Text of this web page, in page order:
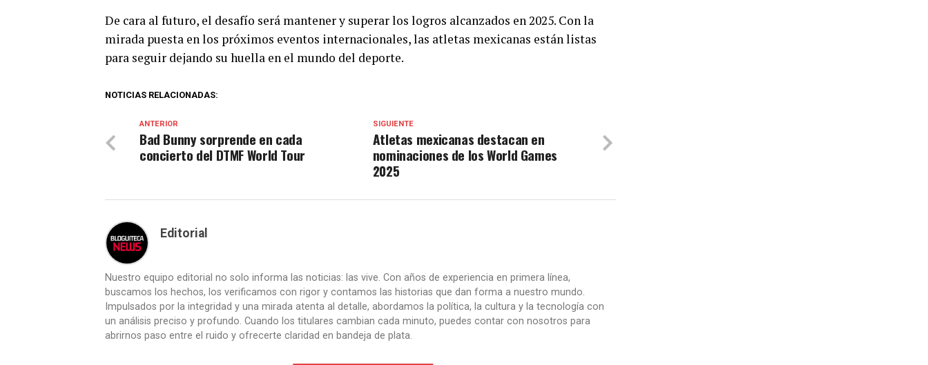
De cara al futuro, el desafío será mantener y superar los logros alcanzados en 2025. Con la
mirada puesta en los próximos eventos internacionales, las atletas mexicanas están listas
para seguir dejando su huella en el mundo del deporte.
NOTICIAS RELACIONADAS:
SIGUIENTE
Atletas mexicanas destacan en
nominaciones de los World Games
2025
ANTERIOR
Bad Bunny sorprende en cada
concierto del DTMF World Tour
Editorial
Nuestro equipo editorial no solo informa las noticias: las vive. Con años de experiencia en primera línea,
buscamos los hechos, los verificamos con rigor y contamos las historias que dan forma a nuestro mundo.
Impulsados por la integridad y una mirada atenta al detalle, abordamos la política, la cultura y la tecnología con
un análisis preciso y profundo. Cuando los titulares cambian cada minuto, puedes contar con nosotros para
abrirnos paso entre el ruido y ofrecerte claridad en bandeja de plata.